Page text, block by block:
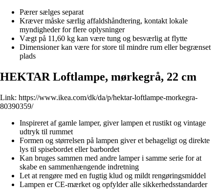
Pærer sælges separat
Kræver måske særlig affaldshåndtering, kontakt lokale
myndigheder for flere oplysninger
Vægt på 11,60 kg kan være tung og besværlig at flytte
Dimensioner kan være for store til mindre rum eller begrænset
plads
HEKTAR Loftlampe, mørkegrå, 22 cm
Link: https://www.ikea.com/dk/da/p/hektar-loftlampe-morkegra-
80390359/
Inspireret af gamle lamper, giver lampen et rustikt og vintage
udtryk til rummet
Formen og størrelsen på lampen giver et behageligt og direkte
lys til spisebordet eller barbordet
Kan bruges sammen med andre lamper i samme serie for at
skabe en sammenhængende indretning
Let at rengøre med en fugtig klud og mildt rengøringsmiddel
Lampen er CE-mærket og opfylder alle sikkerhedsstandarder